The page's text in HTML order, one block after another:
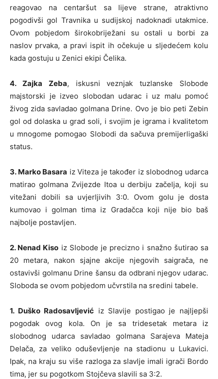
reagovao na centaršut sa lijeve strane, atraktivno
pogodivši gol Travnika u sudijskoj nadoknadi utakmice.
Ovom pobjedom širokobriježani su ostali u borbi za
naslov prvaka, a pravi ispit ih očekuje u sljedećem kolu
kada gostuju u Zenici ekipi Čelika.
4. Zajka Zeba, iskusni veznjak tuzlanske Slobode
majstorski je izveo slobodan udarac i uz malu pomoć
živog zida savladao golmana Drine. Ovo je bio peti Zebin
gol od dolaska u grad soli, i svojim je igrama i kvalitetom
u mnogome pomogao Slobodi da sačuva premijerligaški
status.
3. Marko Basara iz Viteza je također iz slobodnog udarca
matirao golmana Zvijezde Itoa u derbiju začelja, koji su
vitežani dobili sa uvjerljivih 3:0. Ovom golu je dosta
kumovao i golman tima iz Gradačca koji nije bio baš
najbolje postavljen.
2. Nenad Kiso iz Slobode je precizno i snažno šutirao sa
20 metara, nakon sjajne akcije njegovih saigrača, ne
ostavivši golmanu Drine šansu da odbrani njegov udarac.
Sloboda se ovom pobjedom učvrstila na sredini tabele.
1. Duško Radosavljević iz Slavije postigao je najljepši
pogodak ovog kola. On je sa tridesetak metara iz
slobodnog udarca savladao golmana Sarajeva Mateja
Delača, za veliko oduševljenje na stadionu u Lukavici.
Ipak, na kraju su više razloga za slavlje imali igrači Bordo
tima, jer su pogotkom Stojčeva slavili sa 3:2.